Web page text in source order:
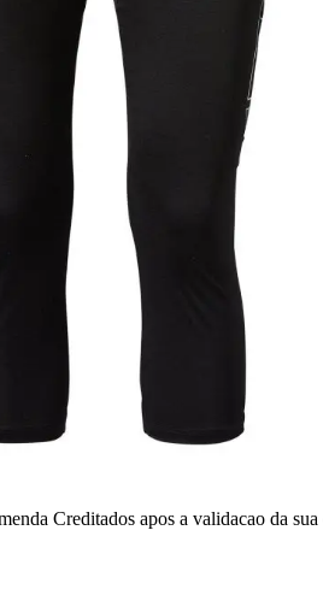
Creditados apos a validacao da sua